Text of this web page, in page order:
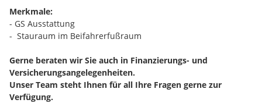
Merkmale:
- GS Ausstattung
- Stauraum im Beifahrerfußraum
Gerne beraten wir Sie auch in Finanzierungs- und
Versicherungsangelegenheiten.
Unser Team steht Ihnen für all Ihre Fragen gerne zur
Verfügung.